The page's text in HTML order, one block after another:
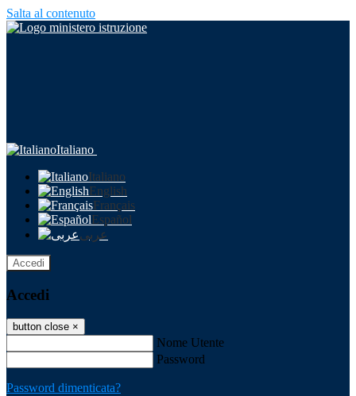
Salta al contenuto
Italiano
Italiano
English
Français
Español
عربى
Accedi
Accedi
button close ×
Nome Utente
Password
Password dimenticata?